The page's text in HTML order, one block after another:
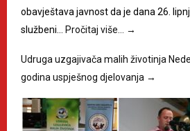
obavještava javnost da je dana 26.
službeni…
Pročitaj više… →
Udruga uzgajivača malih životinja
godina uspješnog djelovanja →